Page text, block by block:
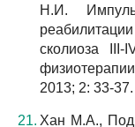
Н.И.
сколиоза III-
2013; 2: 33-37.
Хан М.А.,